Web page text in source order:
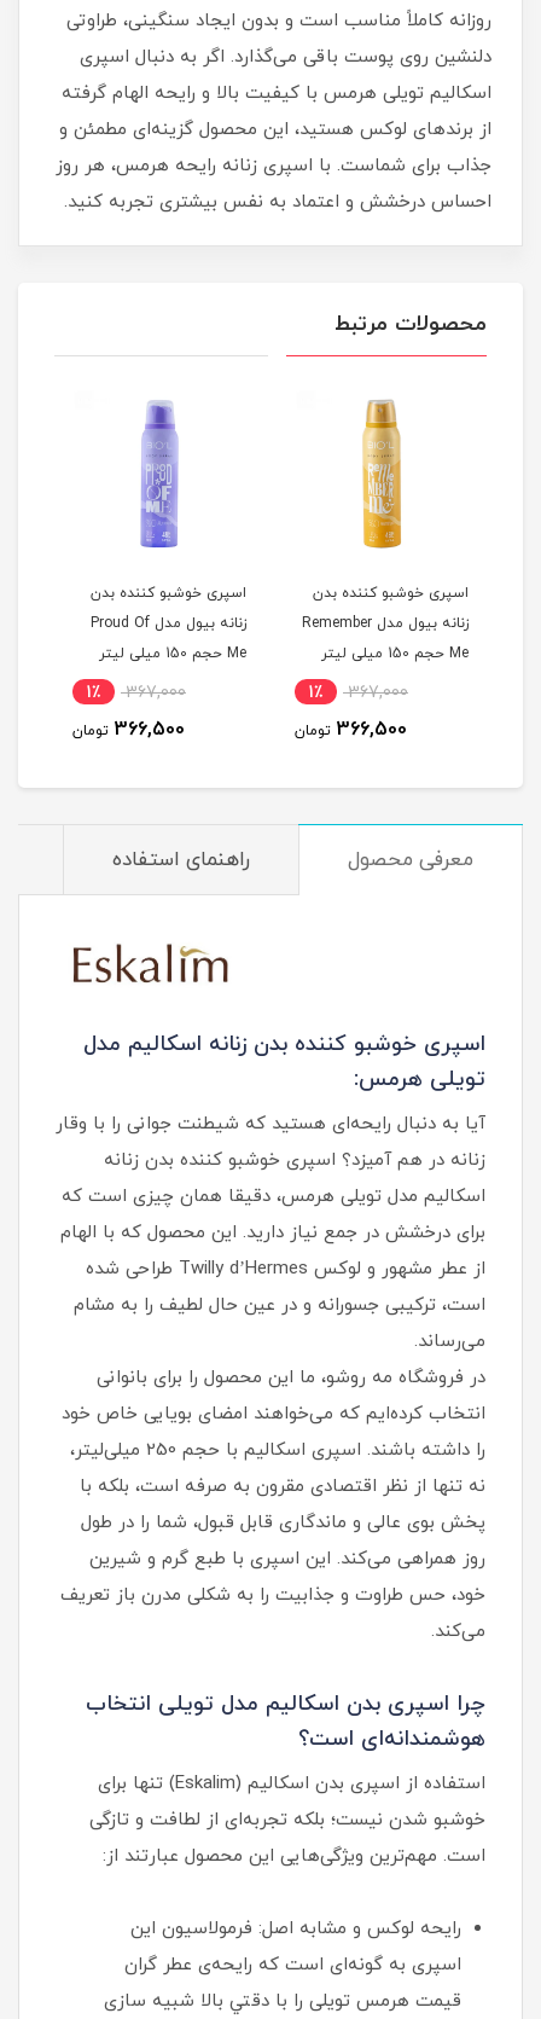
روزانه کاملاً مناسب است و بدون ایجاد سنگینی، طراوتی
دلنشین روی پوست باقی می‌گذارد. اگر به‌ دنبال اسپری
اسکالیم تویلی هرمس با کیفیت بالا و رایحه الهام‌ گرفته
از برندهای لوکس هستید، این محصول گزینه‌ای مطمئن و
جذاب برای شماست. با اسپری زنانه رایحه هرمس، هر روز
احساس درخشش و اعتماد به‌ نفس بیشتری تجربه کنید.
محصولات مرتبط
اسپری خوشبو کننده بدن
زنانه بیول مدل Remember
Me حجم 150 میلی لیتر
367,000 1٪
366,500 تومان
اسپری خوشبو کننده بدن
زنانه بیول مدل Proud Of
Me حجم 150 میلی لیتر
367,000 1٪
366,500 تومان
معرفی محصول راهنمای استفاده
اسپری خوشبو کننده بدن زنانه اسکالیم مدل
تویلی هرمس:
آیا به دنبال رایحه‌ای هستید که شیطنت جوانی را با وقار
زنانه در هم آمیزد؟ اسپری خوشبو کننده بدن زنانه
اسکالیم مدل تویلی هرمس، دقیقا همان چیزی است که
برای درخشش در جمع نیاز دارید. این محصول که با الهام
از عطر مشهور و لوکس Twilly d’Hermes طراحی شده
است، ترکیبی جسورانه و در عین حال لطیف را به مشام
می‌رساند.
در فروشگاه مه روشو، ما این محصول را برای بانوانی
انتخاب کرده‌ایم که می‌خواهند امضای بویایی خاص خود
را داشته باشند. اسپری اسکالیم با حجم 250 میلی‌لیتر،
نه تنها از نظر اقتصادی مقرون‌ به‌ صرفه است، بلکه با
پخش بوی عالی و ماندگاری قابل قبول، شما را در طول
روز همراهی می‌کند. این اسپری با طبع گرم و شیرین
خود، حس طراوت و جذابیت را به شکلی مدرن باز تعریف
می‌کند.
چرا اسپری بدن اسکالیم مدل تویلی انتخاب
هوشمندانه‌ای است؟
استفاده از اسپری بدن اسکالیم (Eskalim) تنها برای
خوشبو شدن نیست؛ بلکه تجربه‌ای از لطافت و تازگی
است. مهم‌ترین ویژگی‌هایی این محصول عبارتند از:
رایحه لوکس و مشابه اصل: فرمولاسیون این
اسپری به گونه‌ای است که رایحه‌ی عطر گران‌
قیمت هرمس تویلی را با دقتي بالا شبیه‌ سازی